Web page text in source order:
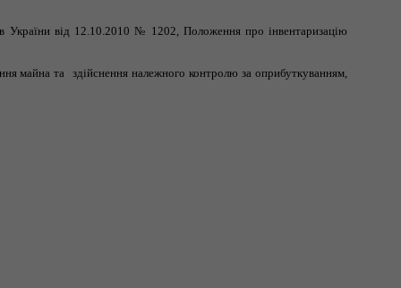
України від 12.10.2010 № 1202, Положення про інвентаризацію
майна та здійснення належного контролю за оприбуткуванням,